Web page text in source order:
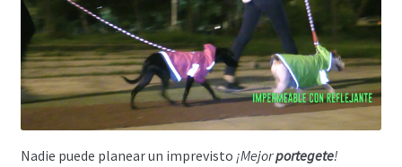
Nadie puede planear un imprevisto ¡Mejorportegete!